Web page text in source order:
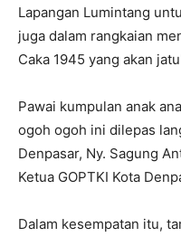
Lapangan Lumintang
juga dalam rangkaian
Caka 1945 yang akan
Pawai kumpulan anak
ogoh ogoh ini dilepas
Denpasar, Ny. Sagung
Ketua GOPTKI Kota
Dalam kesempatan itu,